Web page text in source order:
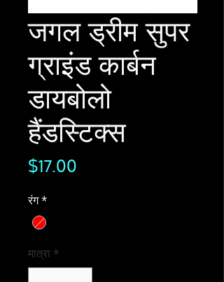
जगल ड्रीम सुपर
ग्राइंड कार्बन
डायबोलो
हैंडस्टिक्स
$17.00
रंग *
मात्रा *